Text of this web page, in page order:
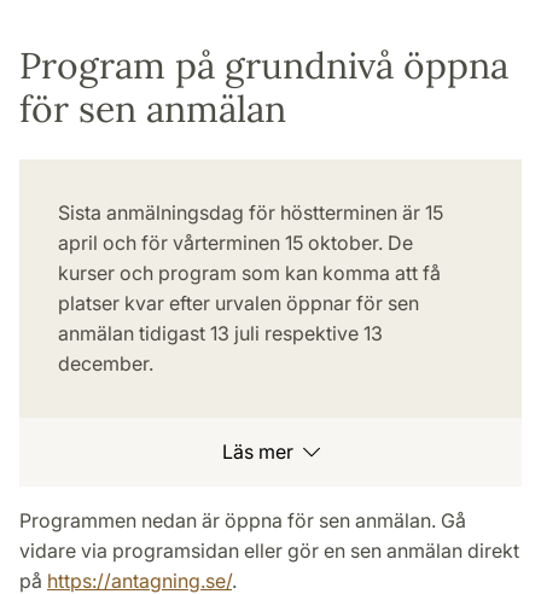
Program på grundnivå öppna
för sen anmälan
Sista anmälningsdag för höstterminen är 15
april och för vårterminen 15 oktober. De
kurser och program som kan komma att få
platser kvar efter urvalen öppnar för sen
anmälan tidigast 13 juli respektive 13
december.
Läs mer
Programmen nedan är öppna för sen anmälan. Gå
vidare via programsidan eller gör en sen anmälan direkt
på https://antagning.se/.